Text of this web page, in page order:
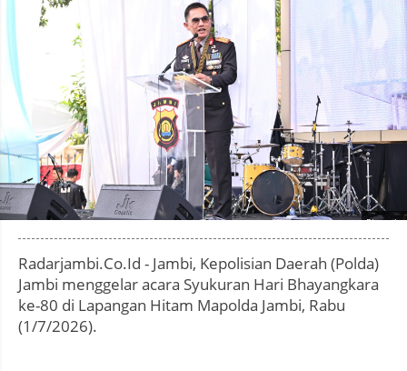
Photo by
Radarjambi.Co.Id - Jambi, Kepolisian Daerah (Polda)
Jambi menggelar acara Syukuran Hari Bhayangkara
ke-80 di Lapangan Hitam Mapolda Jambi, Rabu
(1/7/2026).